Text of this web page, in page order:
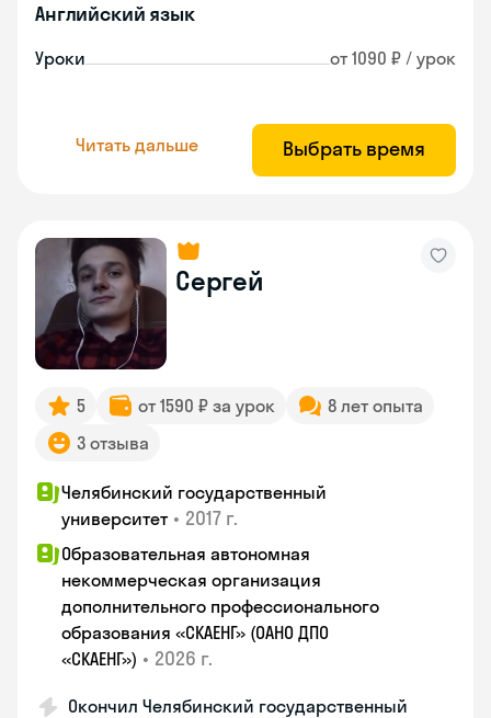
Английский язык
Уроки от 1090 ₽ / урок
Читать дальше Выбрать время
Сергей
5 от 1590 ₽ за урок
8 лет опыта
3 отзыва
Челябинский государственный
университет • 2017 г.
Образовательная автономная
некоммерческая организация
дополнительного профессионального
образования «СКАЕНГ» (ОАНО ДПО
«СКАЕНГ») • 2026 г.
Окончил Челябинский государственный